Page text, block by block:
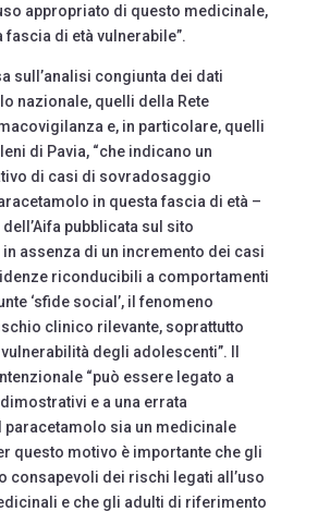
appropriato di questo medicinale,
fascia di età vulnerabile”.
sull’analisi congiunta dei dati
nazionale, quelli della Rete
e, in particolare, quelli
di Pavia, “che indicano un
di casi di sovradosaggio
in questa fascia di età –
pubblicata sul sito
in assenza di un incremento dei casi
riconducibili a comportamenti
‘sfide social’, il fenomeno
clinico rilevante, soprattutto
degli adolescenti”. Il
“può essere legato a
e a una errata
paracetamolo sia un medicinale
questo motivo è importante che gli
consapevoli dei rischi legati all’uso
e che gli adulti di riferimento